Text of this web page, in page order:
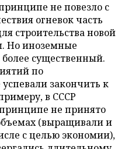
не повезло с
огневок часть
строительства новой
Но иноземные
более существенный.
по
успевали закончить к
в СССР
не принято
(выращивали и
с целью экономии),